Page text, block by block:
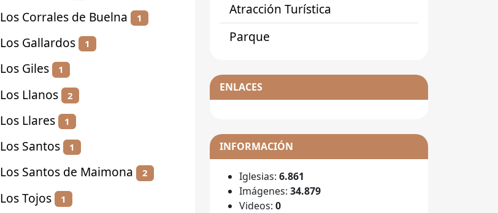
Los Corrales de Buelna 1
Los Gallardos 1
Los Giles 1
Los Llanos 2
Los Llares 1
Los Santos 1
Los Santos de Maimona 2
Los Tojos 1
Atracción Turística
Parque
ENLACES
INFORMACIÓN
Iglesias: 6.861
Imágenes: 34.879
Videos: 0